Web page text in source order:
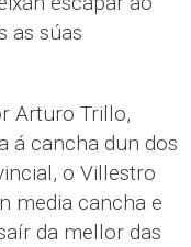
as súas
Arturo Trillo,
á cancha dun dos
o Villestro
media cancha e
da mellor das